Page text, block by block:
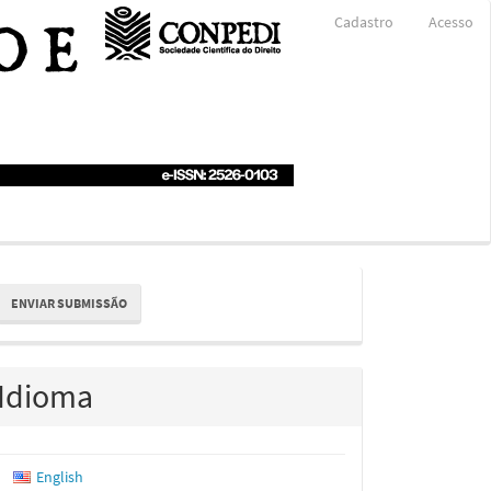
Cadastro Acesso
ENVIAR SUBMISSÃO
Idioma
English